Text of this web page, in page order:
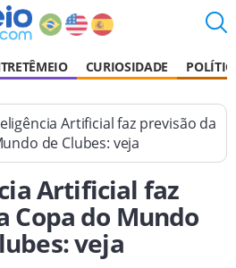
CURIOSIDADE
Artificial faz previsão da
de Clubes: veja
Artificial faz
Copa do Mundo
veja